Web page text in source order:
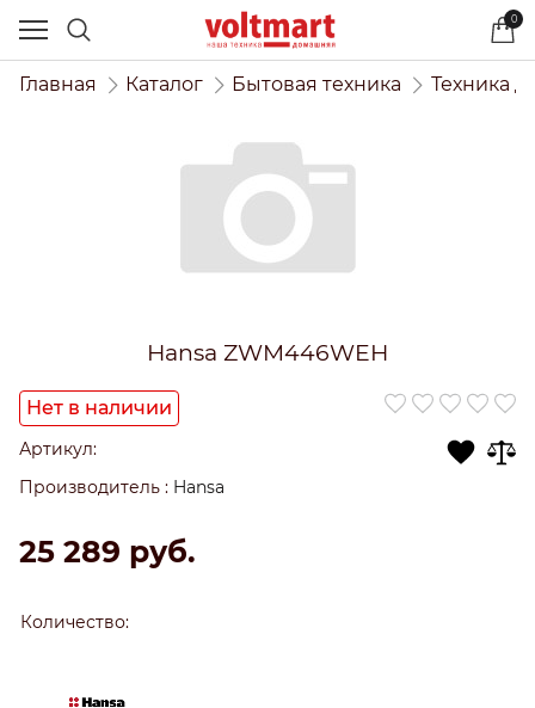
0
Главная Каталог Бытовая техника Техника
Hansa ZWM446WEH
Нет в наличии
Артикул:
Производитель : Hansa
25 289 руб.
Количество: